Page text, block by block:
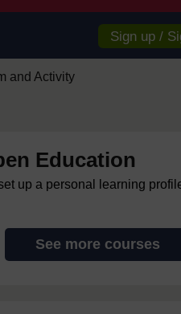
Sign up /
and Activity
Education
up a personal learning
See more courses